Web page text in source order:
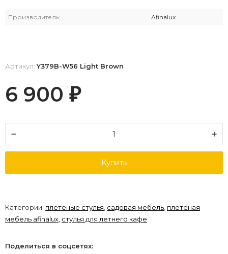
Производитель: Afinalux
Артикул:Y379B-W56 Light Brown
6 900 ₽
Купить
Категории: плетеные стулья, садовая мебель, плетеная
мебель afinalux, стулья для летнего кафе
Поделиться в соцсетях: